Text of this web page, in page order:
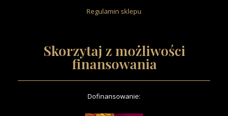
Regulamin sklepu
Skorzytaj z możliwości
finansowania
Dofinansowanie: